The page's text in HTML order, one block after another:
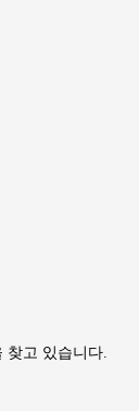
찾고 있습니다.